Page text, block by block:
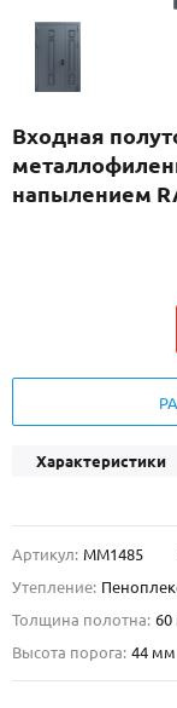
С реечным
ПО НАЗНАЧЕНИЮ
ПО КОНСТРУКЦИИ
О НАС
Входная
напылением
Характеристики
Артикул: ММ1485
Утепление:
Толщина полотна:
Высота порога: 44 мм